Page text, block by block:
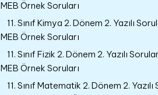
MEB Örnek Soruları
11. Sınıf Kimya 2. Dönem 2. Yazılı
MEB Örnek Soruları
11. Sınıf Fizik 2. Dönem 2. Yazılı
MEB Örnek Soruları
11. Sınıf Matematik 2. Dönem 2. Yazılı